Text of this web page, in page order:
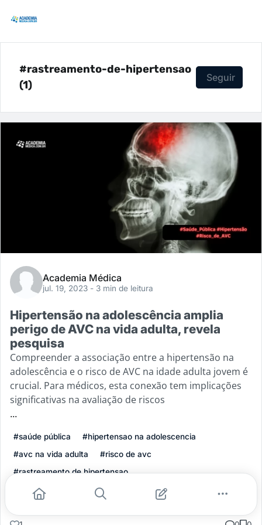
#rastreamento-de-hipertensao
(1)
Seguir
Academia Médica
jul. 19, 2023 - 3 min de leitura
Hipertensão na adolescência amplia
perigo de AVC na vida adulta, revela
pesquisa
Compreender a associação entre a hipertensão na
adolescência e o risco de AVC na idade adulta jovem é
crucial. Para médicos, esta conexão tem implicações
significativas na avaliação de riscos
...
#saúde pública
#hipertensao na adolescencia
#avc na vida adulta
#risco de avc
#rastreamento de hipertensao
Leia mais